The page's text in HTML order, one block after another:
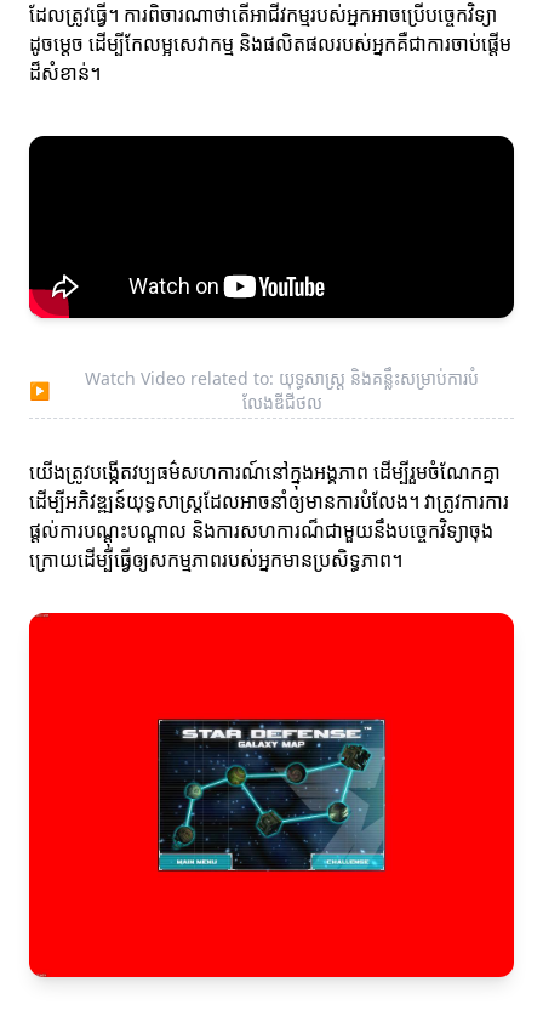
ដែលត្រូវធ្វើ។ ការពិចារណាថាតើអាជីវកម្មរបស់អ្នកអាចប្រើបច្ចេកវិទ្យា
ដូចម្តេច ដើម្បីកែលម្អសេវាកម្ម និងផលិតផលរបស់អ្នកគឺជាការចាប់ផ្តើម
ដ៏សំខាន់។
▶
Watch Video related to: យុទ្ធសាស្ត្រ និងគន្លឹះសម្រាប់ការបំ
លែងឌីជីថល
យើងត្រូវបង្កើតវប្បធម៌សហការណ៍នៅក្នុងអង្គភាព ដើម្បីរួមចំណែកគ្នា
ដើម្បីអភិវឌ្ឍន៍យុទ្ធសាស្ត្រដែលអាចនាំឲ្យមានការបំលែង។ វាត្រូវការការ
ផ្តល់ការបណ្តុះបណ្តាល និងការសហការណ៏ជាមួយនឹងបច្ចេកវិទ្យាចុង
ក្រោយដើម្បីធ្វើឲ្យសកម្មភាពរបស់អ្នកមានប្រសិទ្ធភាព។